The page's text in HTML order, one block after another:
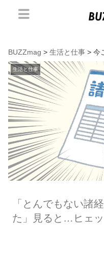
BUZZmag > 生活と仕事 > 今
生活と仕事
「とんでもない諸
た」見ると…ヒェッ